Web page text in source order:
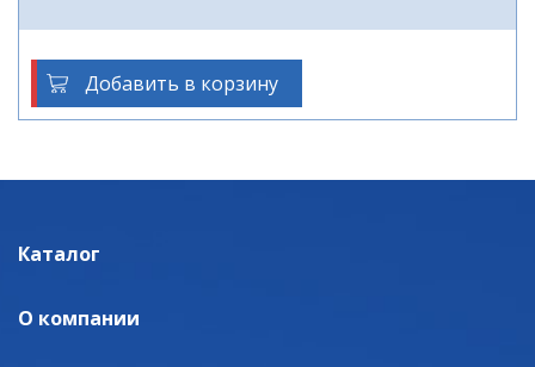
Добавить в корзину
Каталог
О компании